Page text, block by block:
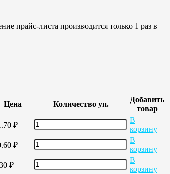
прайс-листа производится только 1 раз в
Цена Количество уп.
Добавить
товар
₽
В
корзину
₽
В
корзину
₽
В
корзину